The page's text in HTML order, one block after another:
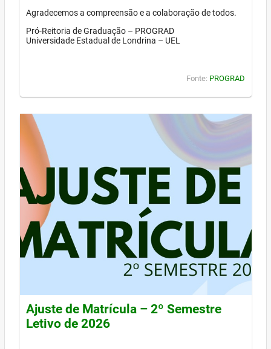
Agradecemos a compreensão e a colaboração de todos.
Pró-Reitoria de Graduação – PROGRAD
Universidade Estadual de Londrina – UEL
Fonte: PROGRAD
Ajuste de Matrícula – 2º Semestre
Letivo de 2026